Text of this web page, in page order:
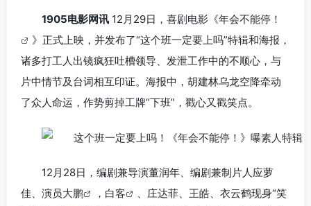
1905电影网讯 12月29日，喜剧电影《年会不能停！
》正式上映，并发布了“这个班一定要上吗”特辑和海报，
诸多打工人出镜疯狂吐槽领导、发泄工作中的不顺心，与
片中情节及台词相互印证。海报中，胡建林乌龙空降牵动
了众人命运，作势剪掉工牌“下班”，戳心又戳笑点。
12月28日，编剧兼导演董润年、编剧兼制片人应萝
佳、演员大鹏 ， 白客
、庄达菲、王皓、衣云鹤现身“笑